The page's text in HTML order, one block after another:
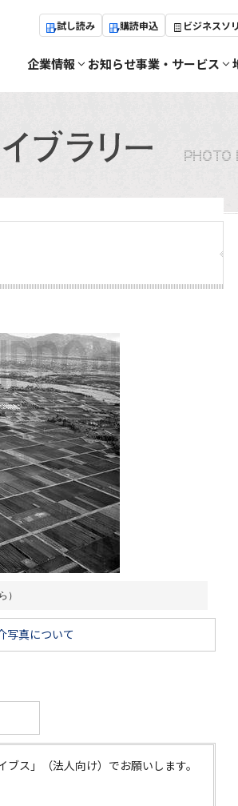
試し読み 購読申込 ビジネスソ
企業情報 お知らせ事業・サービス
）
写真について
ス」（法人向け）でお願いします。